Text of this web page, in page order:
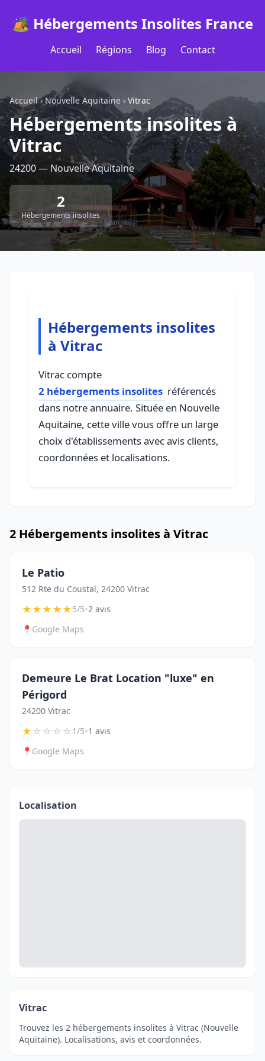
🏕️ Hébergements Insolites France
Accueil Régions Blog Contact
Accueil›Nouvelle Aquitaine › Vitrac
Hébergements insolites à
Vitrac
24200 — Nouvelle Aquitaine
2
Hébergements insolites
Hébergements insolites
à Vitrac
Vitrac compte
2 hébergements insolites référencés
dans notre annuaire. Située en Nouvelle
Aquitaine, cette ville vous offre un large
choix d'établissements avec avis clients,
coordonnées et localisations.
2 Hébergements insolites à Vitrac
Le Patio
512 Rte du Coustal, 24200 Vitrac
★★★★★5/5•2 avis
📍 Google Maps
Demeure Le Brat Location "luxe" en
Périgord
24200 Vitrac
★☆☆☆☆1/5•1 avis
📍 Google Maps
Localisation
Vitrac
Trouvez les 2 hébergements insolites à Vitrac (Nouvelle
Aquitaine). Localisations, avis et coordonnées.